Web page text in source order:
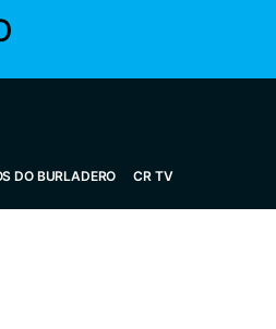
DO BURLADERO CR TV